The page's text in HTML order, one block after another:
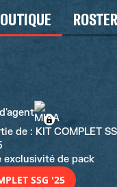
ROSTER
de : KIT COMPLET
exclusivité de pack
SSG '25